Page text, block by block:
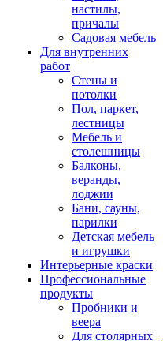
настилы,
причалы
Садовая мебель
Для внутренних
работ
Стены и
потолки
Пол, паркет,
лестницы
Мебель и
столешницы
Балконы,
веранды,
лоджии
Бани, сауны,
парилки
Детская мебель
и игрушки
Интерьерные краски
Профессиональные
продукты
Пробники и
веера
Для столярных